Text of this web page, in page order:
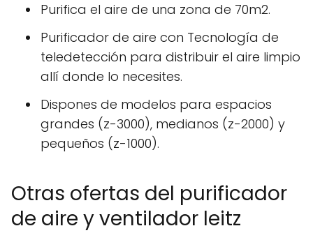
Purifica el aire de una zona de 70m2.
Purificador de aire con Tecnología de
teledetección para distribuir el aire limpio
allí donde lo necesites.
Dispones de modelos para espacios
grandes (z-3000), medianos (z-2000) y
pequeños (z-1000).
Otras ofertas del purificador
de aire y ventilador leitz